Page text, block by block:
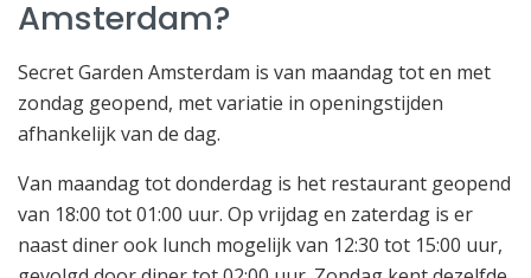
Amsterdam?
Secret Garden Amsterdam is van maandag tot en met
zondag geopend, met variatie in openingstijden
afhankelijk van de dag.
Van maandag tot donderdag is het restaurant geopend
van 18:00 tot 01:00 uur. Op vrijdag en zaterdag is er
naast diner ook lunch mogelijk van 12:30 tot 15:00 uur,